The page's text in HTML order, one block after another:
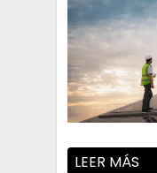
LEER MÁS